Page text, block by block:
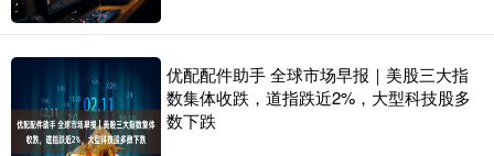
优配配件助手 全球市场早报｜美股三大指
数集体收跌，道指跌近2%，大型科技股多
数下跌